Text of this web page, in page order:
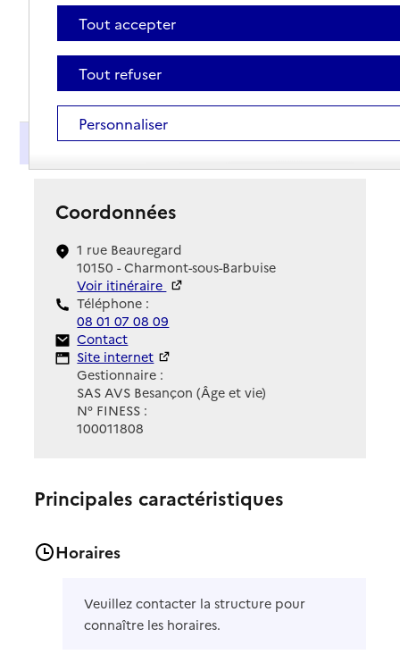
Présentation
Coordonnées
1 rue Beauregard
10150 - Charmont-sous-Barbuise
Voir itinéraire
Téléphone :
08 01 07 08 09
Contact
Contact
Site Internet
Site internet
Gestionnaire :
SAS AVS Besançon (Âge et vie)
N° FINESS :
100011808
Principales caractéristiques
Horaires
Veuillez contacter la structure pour
connaître les horaires.
Tout accepter
Tout refuser
Personnaliser